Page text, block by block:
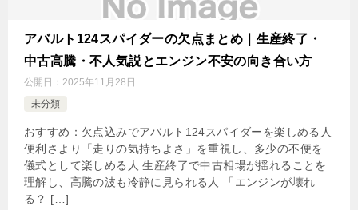
アバルト124スパイダーの欠点まとめ｜生産終了・
中古高騰・不人気説とエンジン不安の向き合い方
公開日： 2025年11月28日
未分類
おすすめ：欠点込みでアバルト124スパイダーを楽しめる人
便利さより「走りの気持ちよさ」を重視し、多少の不便を
儀式として楽しめる人 生産終了で中古相場が揺れることを
理解し、高騰の波も冷静に見られる人 「エンジンが壊れ
る？ […]